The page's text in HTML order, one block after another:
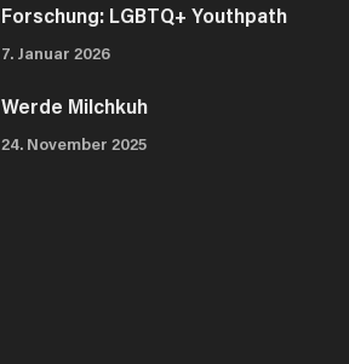
Forschung: LGBTQ+ Youthpath
7. Januar 2026
Werde Milchkuh
24. November 2025